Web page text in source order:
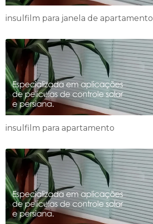
insulfilm para janela de apartamento
insulfilm para apartamento